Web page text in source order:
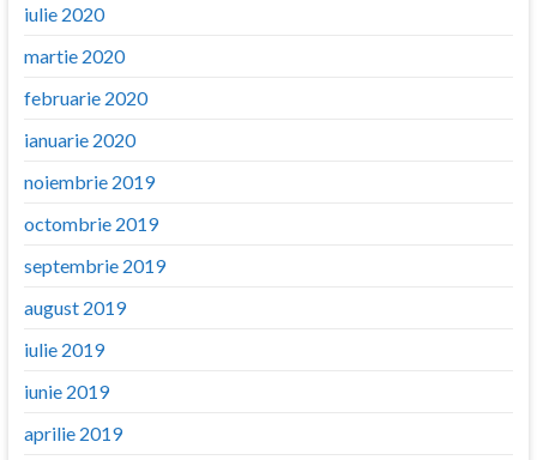
iulie 2020
martie 2020
februarie 2020
ianuarie 2020
noiembrie 2019
octombrie 2019
septembrie 2019
august 2019
iulie 2019
iunie 2019
aprilie 2019